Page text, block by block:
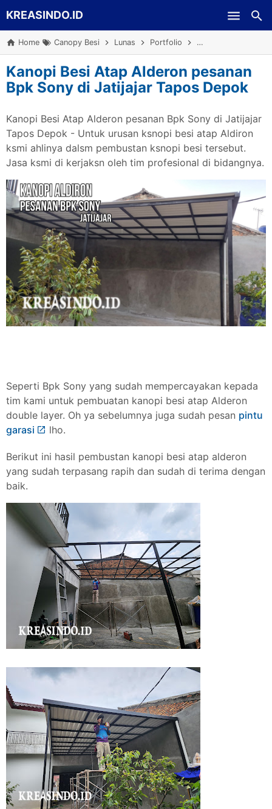
KREASINDO.ID
Home Canopy Besi Lunas Portfolio Proyek Jabodetabek
Kanopi Besi Atap Alderon pesanan
Bpk Sony di Jatijajar Tapos Depok
Kanopi Besi Atap Alderon pesanan Bpk Sony di Jatijajar
Tapos Depok - Untuk urusan ksnopi besi atap Aldiron
ksmi ahlinya dalsm pembustan ksnopi besi tersebut.
Jasa ksmi di kerjaksn oleh tim profesional di bidangnya.
Seperti Bpk Sony yang sudah mempercayakan kepada
tim kami untuk pembuatan kanopi besi atap Alderon
double layer. Oh ya sebelumnya juga sudah pesan pintu
garasi
lho.
Berikut ini hasil pembustan kanopi besi atap alderon
yang sudah terpasang rapih dan sudah di terima dengan
baik.